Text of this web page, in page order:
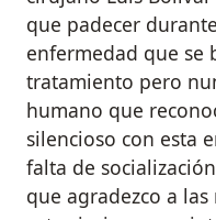
que padecer
enfermedad que se
tratamiento pero
humano que
silencioso con esta
falta de
que agradezco a